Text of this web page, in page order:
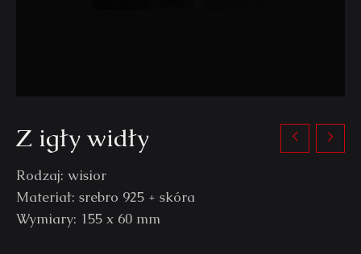
Z igły widły
Rodzaj: wisior
Materiał: srebro 925 + skóra
Wymiary: 155 x 60 mm